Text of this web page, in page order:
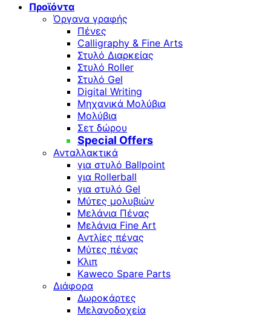
Προϊόντα
Όργανα γραφής
Πένες
Calligraphy & Fine Arts
Στυλό Διαρκείας
Στυλό Roller
Στυλό Gel
Digital Writing
Μηχανικά Μολύβια
Μολύβια
Σετ δώρου
Special Offers
Ανταλλακτικά
για στυλό Ballpoint
για Rollerball
για στυλό Gel
Μύτες μολυβιών
Μελάνια Πένας
Μελάνια Fine Art
Αντλίες πένας
Μύτες πένας
Κλιπ
Kaweco Spare Parts
Διάφορα
Δωροκάρτες
Μελανοδοχεία